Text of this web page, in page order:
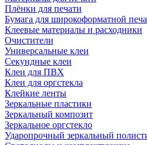
Плёнки для печати
Бумага для широкоформатной
Клеевые материалы и расходники
Очистители
Универсальные клеи
Секундные клеи
Клеи для ПВХ
Клеи для оргстекла
Клейкие ленты
Зеркальные пластики
Зеркальный композит
Зеркальное оргстекло
Ударопрочный зеркальный